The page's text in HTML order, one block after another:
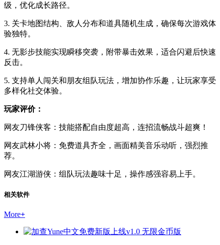
级，优化成长路径。
3. 关卡地图结构、敌人分布和道具随机生成，确保每次游戏体
验独特。
4. 无影步技能实现瞬移突袭，附带暴击效果，适合闪避后快速
反击。
5. 支持单人闯关和朋友组队玩法，增加协作乐趣，让玩家享受
多样化社交体验。
玩家评价：
网友刀锋侠客：技能搭配自由度超高，连招流畅战斗超爽！
网友武林小将：免费道具齐全，画面精美音乐动听，强烈推
荐。
网友江湖游侠：组队玩法趣味十足，操作感强容易上手。
相关软件
More+